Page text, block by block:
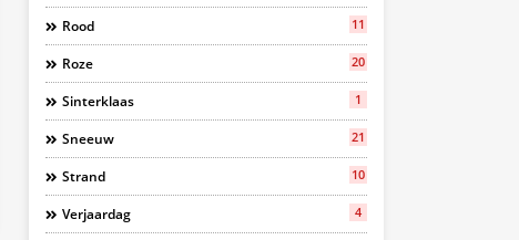
Rood 11
Roze 20
Sinterklaas 1
Sneeuw 21
Strand 10
Verjaardag 4